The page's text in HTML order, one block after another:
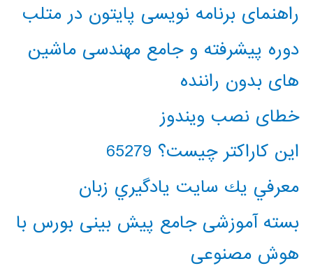
راهنمای برنامه نویسی پایتون در متلب
دوره پیشرفته و جامع مهندسی ماشین
های بدون راننده
خطای نصب ویندوز
این کاراکتر چیست؟ 65279
معرفي يك سايت يادگيري زبان
بسته آموزشی جامع پیش بینی بورس با
هوش مصنوعی